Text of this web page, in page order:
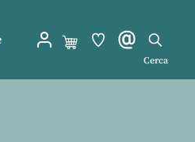
Cerca